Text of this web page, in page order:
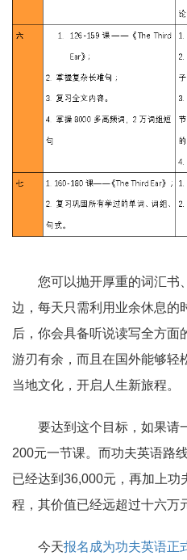
您可以抛开厚重的词汇书
边，每天只需利用业余休息的
后，你会具备听说读写全方面
游刃有余，而且在国外能够轻
当地文化，开启人生新旅程。
要达到这个目标，如果请
200元一节课。而功夫英语路
已经达到36,000元，再加上功
程，其价值已经远超过十六万
今天报名成为功夫英语正